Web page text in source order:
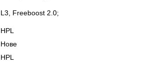
L3, Freeboost 2.0;
HPL
Нове
HPL